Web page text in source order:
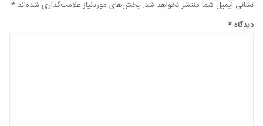
نشانی ایمیل شما منتشر نخواهد شد. بخش‌های موردنیاز علامت‌گذاری شده‌اند *
دیدگاه*